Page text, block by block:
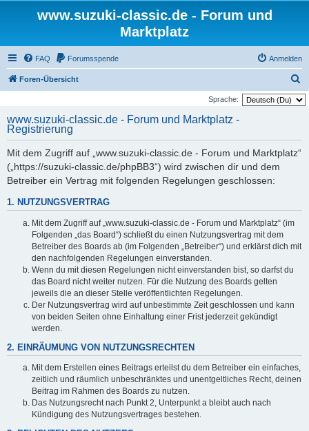
www.suzuki-classic.de - Forum und
Marktplatz
FAQ Forumsspende Anmelden
Foren-Übersicht
u
Sprache:
www.suzuki-classic.de - Forum und Marktplatz -
Registrierung
Mit dem Zugriff auf „www.suzuki-classic.de - Forum und Marktplatz“
(„https://suzuki-classic.de/phpBB3“) wird zwischen dir und dem
Betreiber ein Vertrag mit folgenden Regelungen geschlossen:
1. NUTZUNGSVERTRAG
Mit dem Zugriff auf „www.suzuki-classic.de - Forum und Marktplatz“ (im
Folgenden „das Board“) schließt du einen Nutzungsvertrag mit dem
Betreiber des Boards ab (im Folgenden „Betreiber“) und erklärst dich mit
den nachfolgenden Regelungen einverstanden.
Wenn du mit diesen Regelungen nicht einverstanden bist, so darfst du
das Board nicht weiter nutzen. Für die Nutzung des Boards gelten
jeweils die an dieser Stelle veröffentlichten Regelungen.
Der Nutzungsvertrag wird auf unbestimmte Zeit geschlossen und kann
von beiden Seiten ohne Einhaltung einer Frist jederzeit gekündigt
werden.
2. EINRÄUMUNG VON NUTZUNGSRECHTEN
Mit dem Erstellen eines Beitrags erteilst du dem Betreiber ein einfaches,
zeitlich und räumlich unbeschränktes und unentgeltliches Recht, deinen
Beitrag im Rahmen des Boards zu nutzen.
Das Nutzungsrecht nach Punkt 2, Unterpunkt a bleibt auch nach
Kündigung des Nutzungsvertrages bestehen.